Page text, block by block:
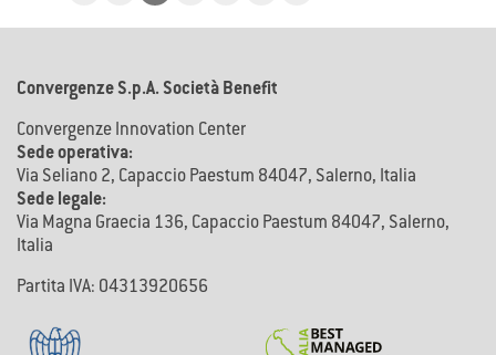
Convergenze S.p.A. Società Benefit
Convergenze Innovation Center
Sede operativa:
Via Seliano 2, Capaccio Paestum 84047, Salerno, Italia
Sede legale:
Via Magna Graecia 136, Capaccio Paestum 84047, Salerno,
Italia
Partita IVA: 04313920656